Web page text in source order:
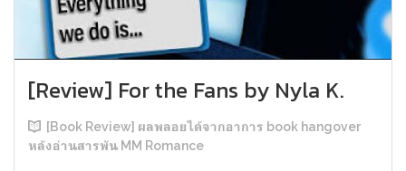
[Review] For the Fans by Nyla K.
[Book Review] ผลพลอยได้จากอาการ book hangover
หลังอ่านสารพัน MM Romance